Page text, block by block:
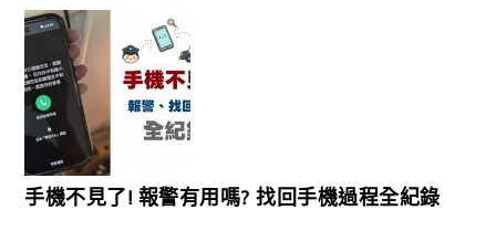
手機不見了! 報警有用嗎? 找回手機過程全紀錄